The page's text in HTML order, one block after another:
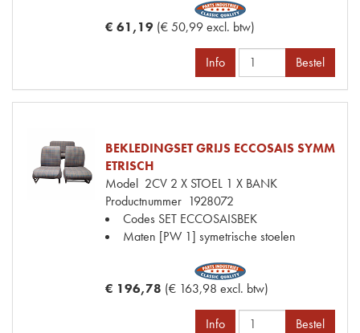
€ 61,19 (€ 50,99 excl. btw)
Info Bestel
BEKLEDINGSET GRIJS ECCOSAIS SYMM
ETRISCH
Model 2CV 2 X STOEL 1 X BANK
Productnummer 1928072
Codes SET ECCOSAISBEK
Maten [PW 1] symetrische stoelen
€ 196,78 (€ 163,98 excl. btw)
Info Bestel